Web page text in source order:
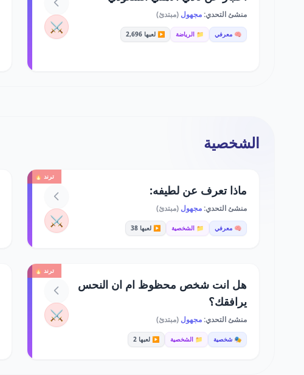
منشئ التحدي:مجهول (مبتدئ)
🧠 معرفي 📁 الرياضة ▶️ لعبها 2,696 ⚔️
الشخصية
ترند 🔥
ماذا تعرف عن لطيفه:
منشئ التحدي:مجهول (مبتدئ)
🧠 معرفي 📁 الشخصية ▶️ لعبها 38 ⚔️
ترند 🔥
هل انت شخص محظوظ ام ان النحس
يرافقك؟
منشئ التحدي:مجهول (مبتدئ)
🎭 شخصية 📁 الشخصية ▶️ لعبها 2
⚔️